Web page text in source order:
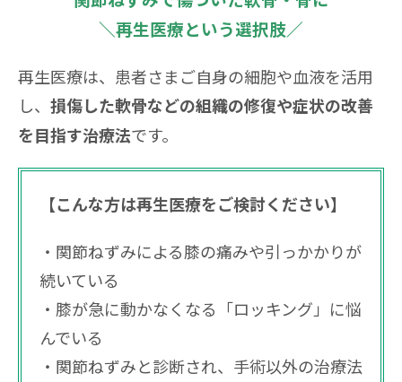
＼再生医療という選択肢／
再生医療は、患者さまご自身の細胞や血液を活用
し、 損傷した軟骨などの組織の修復や症状の改善
を目指す治療法です。
【こんな方は再生医療をご検討ください】
関節ねずみによる膝の痛みや引っかかりが
続いている
膝が急に動かなくなる「ロッキング」に悩
んでいる
関節ねずみと診断され、手術以外の治療法